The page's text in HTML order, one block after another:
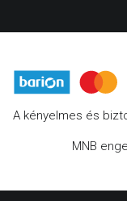
A kényelmes és
MNB